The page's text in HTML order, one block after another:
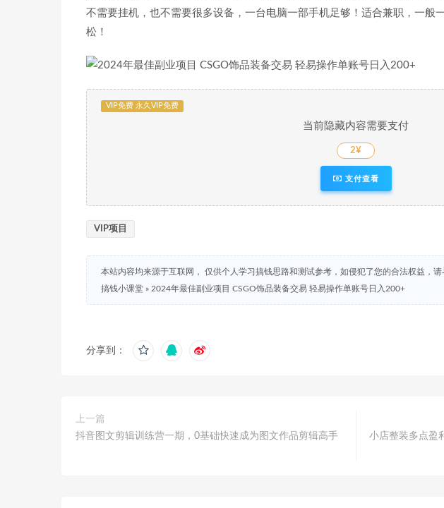
不需要挂机，也不需要很多设备，一台电脑一部手机足够！适合兼职，一般
松！
VIP免费 永久VIP免费
当前隐藏内容需要支付
2¥
支付查看
VIP项目
本站内容均来源于互联网， 仅供个人学习搞钱思路和测试参考，如侵犯了您的合法权益，
搞钱小课堂 » 2024年最佳副业项目 CSGO饰品装备交易 轻易操作单账号日入200+
分享到：
上一篇
抖音图文剪辑训练营一期，0基础快速成为图文作品剪辑高手
小店整装多点盈